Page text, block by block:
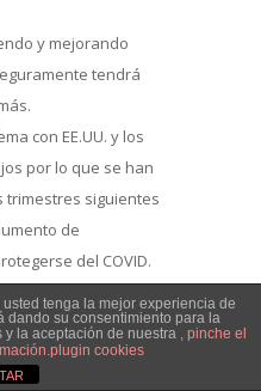
y mejorando
tendrá
con EE.UU. y los
por lo que se han
trimestres siguientes
de
del COVID.
riesgos igual,
mucho más por
lo ha hecho.
tenga la mejor experiencia de
dando su consentimiento para la
la aceptación de nuestra , pinche el
plugin cookies